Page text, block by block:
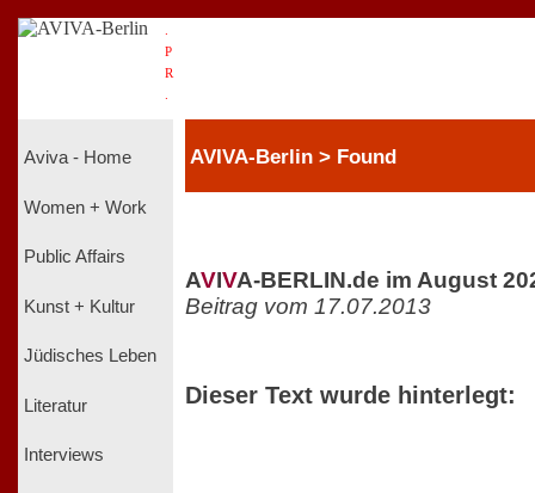
P
R
Aviva - Home
Women + Work
Public Affairs
Kunst + Kultur
Jüdisches Leben
Literatur
Interviews
AVIVA-Berlin > Found
AVIVA-BERLIN.de im August
Beitrag vom 17.07.2013
Dieser Text wurde hinterlegt: